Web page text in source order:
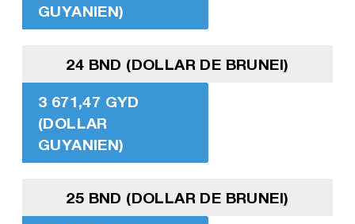
GUYANIEN)
24 BND (DOLLAR DE BRUNEI)
3 671,47 GYD
(DOLLAR
GUYANIEN)
25 BND (DOLLAR DE BRUNEI)